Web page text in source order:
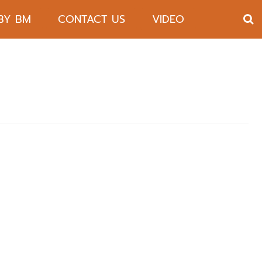
BM CONTACT US VIDEO